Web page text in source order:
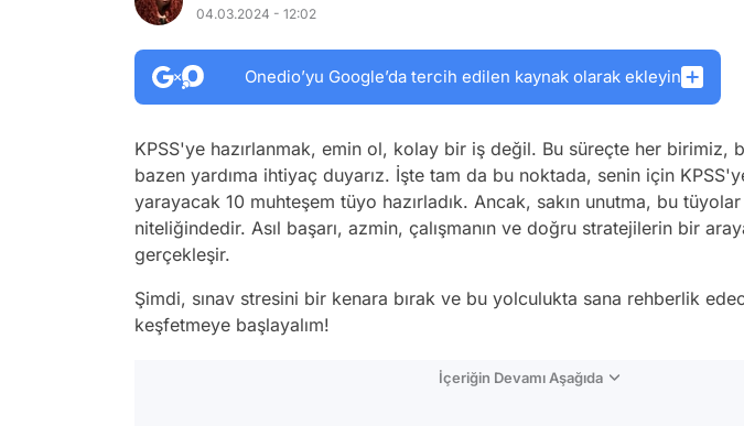
04.03.2024 - 12:02
Onedio’yu Google’da tercih edilen kaynak olarak ekleyin
KPSS'ye hazırlanmak, emin ol, kolay bir iş değil. Bu süreçte her birimiz,
bazen yardıma ihtiyaç duyarız. İşte tam da bu noktada, senin için
yarayacak 10 muhteşem tüyo hazırladık. Ancak, sakın unutma, bu
niteliğindedir. Asıl başarı, azmin, çalışmanın ve doğru stratejilerin bir
gerçekleşir.
Şimdi, sınav stresini bir kenara bırak ve bu yolculukta sana rehberlik
keşfetmeye başlayalım!
İçeriğin Devamı Aşağıda